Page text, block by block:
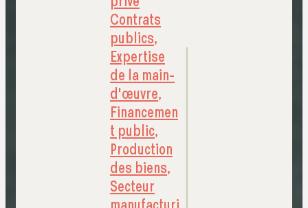
Contrats
publics,
Expertise
de la main-
d'œuvre,
Financemen
t public,
Production
des biens,
Secteur